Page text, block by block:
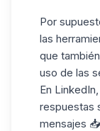
Por
las
que
uso de las
En
respuestas
mensajes